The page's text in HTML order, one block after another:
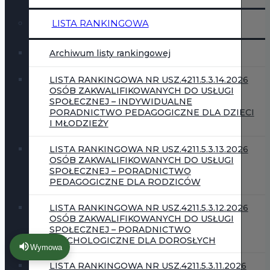
LISTA RANKINGOWA
Archiwum listy rankingowej
LISTA RANKINGOWA NR USZ.4211.5.3.14.2026
OSÓB ZAKWALIFIKOWANYCH DO USŁUGI
SPOŁECZNEJ – INDYWIDUALNE
PORADNICTWO PEDAGOGICZNE DLA DZIECI
I MŁODZIEŻY
LISTA RANKINGOWA NR USZ.4211.5.3.13.2026
OSÓB ZAKWALIFIKOWANYCH DO USŁUGI
SPOŁECZNEJ – PORADNICTWO
PEDAGOGICZNE DLA RODZICÓW
LISTA RANKINGOWA NR USZ.4211.5.3.12.2026
OSÓB ZAKWALIFIKOWANYCH DO USŁUGI
SPOŁECZNEJ – PORADNICTWO
PSYCHOLOGICZNE DLA DOROSŁYCH
LISTA RANKINGOWA NR USZ.4211.5.3.11.2026
Wymowa